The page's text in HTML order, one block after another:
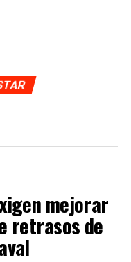
mejorar
retrasos de